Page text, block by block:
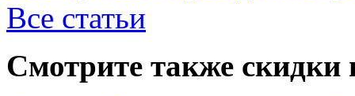
Все статьи
Смотрите также скидки